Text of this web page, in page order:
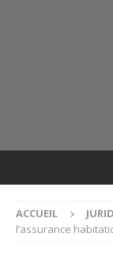
ACCUEIL
l’assurance